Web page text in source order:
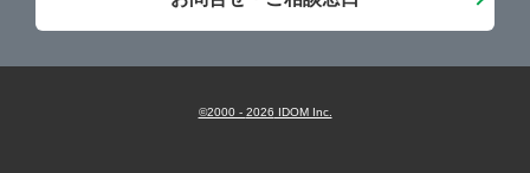
©2000 - 2026 IDOM Inc.